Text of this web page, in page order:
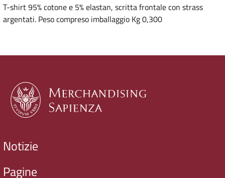
T-shirt 95% cotone e 5% elastan, scritta frontale con strass
argentati. Peso compreso imballaggio Kg 0,300
Notizie
Pagine